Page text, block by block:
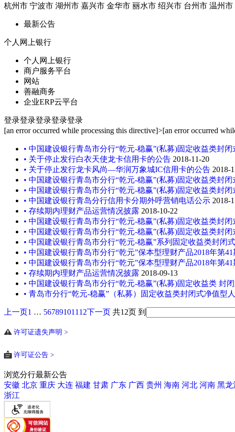
杭州市 宁波市 湖州市 嘉兴市 金华市 丽水市 绍兴市 台州市 温州市
最新公告
个人网上银行
个人网上银行
商户服务平台
网站
善融商务
企业ERP云平台
登录登录登录登录登录
[an error occurred while processing this directive]>[an error occurred
• 中国建设银行青岛市分行“乾元-稳赢”(私募)固定收益类封闭
• 关于停止发行白衣天使龙卡信用卡的公告 2018-11-20
• 关于停止发行龙卡风尚—华润万象城IC信用卡的公告 2018-
• 中国建设银行青岛市分行“乾元-稳赢”(私募)固定收益类封闭
• 中国建设银行青岛市分行“乾元-稳赢”(私募)固定收益类封闭
• 中国建设银行青岛分行信用卡分期外呼营销电话公示 2018-
• 存续期内理财产品运营情况披露 2018-10-22
• 中国建设银行青岛市分行“乾元-稳赢”(私募)固定收益类封闭
• 中国建设银行青岛市分行“乾元-稳赢”(私募)固定收益类封闭
• 中国建设银行青岛市分行“乾元-稳赢”系列固定收益类封闭
• 中国建设银行青岛市分行“乾元”保本型理财产品2018年第41
• 中国建设银行青岛市分行“乾元”保本型理财产品2018年第41
• 存续期内理财产品运营情况披露 2018-09-13
• 中国建设银行青岛市分行“乾元-稳赢”(私募)固定收益类 封
• 青岛市分行“乾元-稳赢”（私募）固定收益类封闭式净值型
上一页1 … 567891011 12下一页 共12页 到
许可证遗失声明 >
许可证公告 >
浏览分行最新公告
安徽 北京 重庆 大连 福建 甘肃 广东 广西 贵州 海南 河北 河南 黑龙
浙江